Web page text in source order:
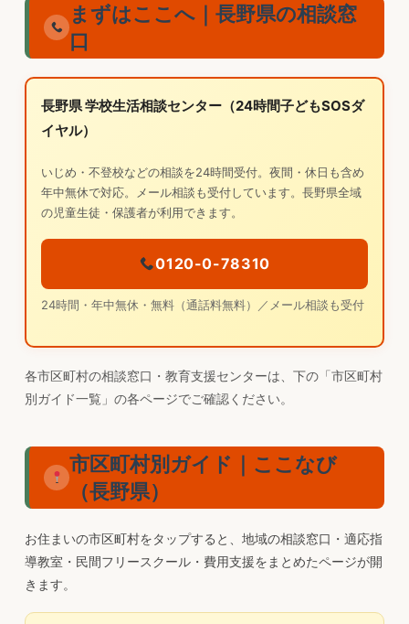
まずはここへ｜長野県の相談窓
口
長野県 学校生活相談センター（24時間子どもSOSダ
イヤル）
いじめ・不登校などの相談を24時間受付。夜間・休日も含め
年中無休で対応。メール相談も受付しています。長野県全域
の児童生徒・保護者が利用できます。
0120-0-78310
24時間・年中無休・無料（通話料無料）／メール相談も受付
各市区町村の相談窓口・教育支援センターは、下の「市区町村
別ガイド一覧」の各ページでご確認ください。
市区町村別ガイド｜ここなび
（長野県）
お住まいの市区町村をタップすると、地域の相談窓口・適応指
導教室・民間フリースクール・費用支援をまとめたページが開
きます。